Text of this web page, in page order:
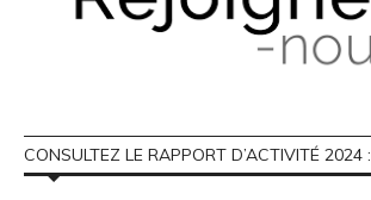
CONSULTEZ LE RAPPORT D’ACTIVITÉ 2024 :